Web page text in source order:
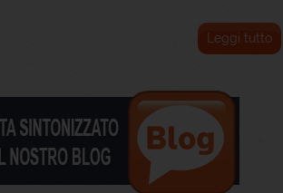
Leggi tutto